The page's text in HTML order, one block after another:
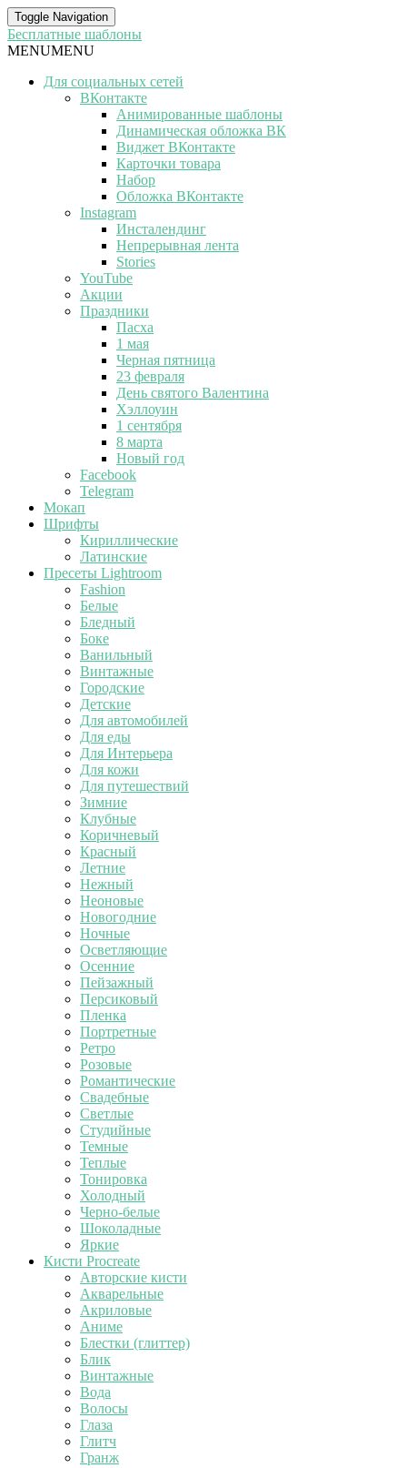
Toggle Navigation
Бесплатные шаблоны
MENUMENU
Для социальных сетей
ВКонтакте
Анимированные шаблоны
Динамическая обложка ВК
Виджет ВКонтакте
Карточки товара
Набор
Обложка ВКонтакте
Instagram
Инсталендинг
Непрерывная лента
Stories
YouTube
Акции
Праздники
Пасха
1 мая
Черная пятница
23 февраля
День святого Валентина
Хэллоуин
1 сентября
8 марта
Новый год
Facebook
Telegram
Мокап
Шрифты
Кириллические
Латинские
Пресеты Lightroom
Fashion
Белые
Бледный
Боке
Ванильный
Винтажные
Городские
Детские
Для автомобилей
Для еды
Для Интерьера
Для кожи
Для путешествий
Зимние
Клубные
Коричневый
Красный
Летние
Нежный
Неоновые
Новогодние
Ночные
Осветляющие
Осенние
Пейзажный
Персиковый
Пленка
Портретные
Ретро
Розовые
Романтические
Свадебные
Светлые
Студийные
Темные
Теплые
Тонировка
Холодный
Черно-белые
Шоколадные
Яркие
Кисти Procreate
Авторские кисти
Акварельные
Акриловые
Аниме
Блестки (глиттер)
Блик
Винтажные
Вода
Волосы
Глаза
Глитч
Гранж